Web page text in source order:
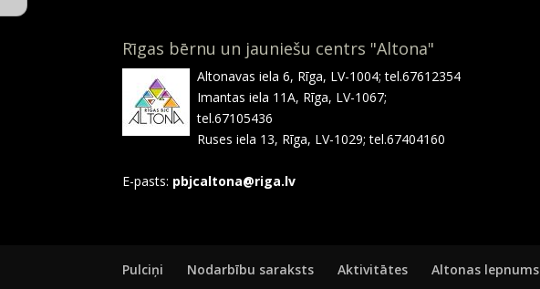
Rīgas bērnu un jauniešu centrs "Altona"
Altonavas iela 6, Rīga, LV-1004; tel.67612354
Imantas iela 11A, Rīga, LV-1067;
tel.67105436
Ruses iela 13, Rīga, LV-1029; tel.67404160
E-pasts: pbjcaltona@riga.lv
Pulciņi Nodarbību saraksts Aktivitātes Altonas lepnums